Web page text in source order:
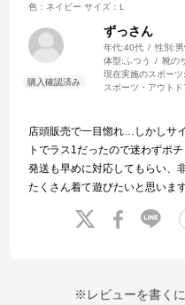
色：ネイビー サイズ：L
ずっさん
年代:40代 性別:
体型: ふつう 靴の
現在実施のスポーツ:
スポーツ・アウト
店頭販売で一目惚れ…しかしサ
トでラス1だったので迷わずポ
発送も早めに対応してもらい、
たくさん着て遊びたいと思いま
※レビューを書く